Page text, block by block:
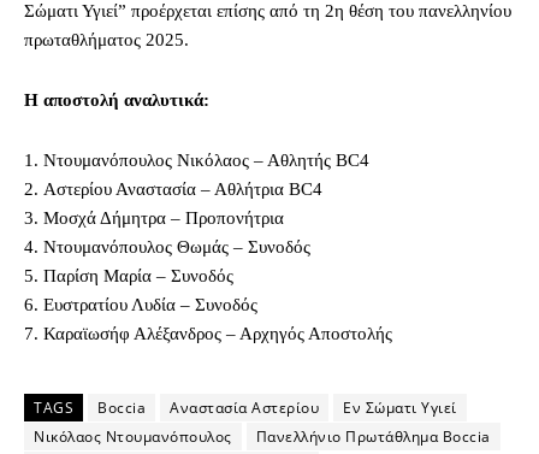
Σώματι Υγιεί” προέρχεται επίσης από τη 2η θέση του πανελληνίου
πρωταθλήματος 2025.
Η αποστολή αναλυτικά:
1. Ντουμανόπουλος Νικόλαος – Αθλητής BC4
2. Αστερίου Αναστασία – Αθλήτρια BC4
3. Μοσχά Δήμητρα – Προπονήτρια
4. Ντουμανόπουλος Θωμάς – Συνοδός
5. Παρίση Μαρία – Συνοδός
6. Ευστρατίου Λυδία – Συνοδός
7. Καραϊωσήφ Αλέξανδρος – Αρχηγός Αποστολής
TAGS Boccia Αναστασία Αστερίου
Εν Σώματι Υγιεί
Νικόλαος Ντουμανόπουλος
Πανελλήνιο Πρωτάθλημα Boccia